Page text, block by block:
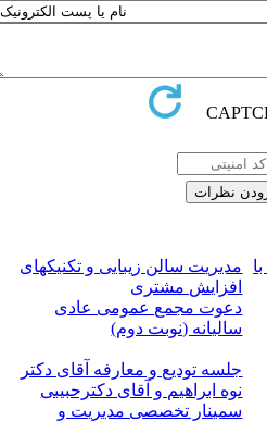
مدیریت سالن زیبایی و تکنیکهای
افزایش مشتری
​دعوت مجمع عمومی عادی
سالیانه (نوبت دوم)
جلسه تودیع و معارفه آقای دکتر
نوه ابراهیم و آقای دکترحبیبی
سمینار تخصصی مدیریت و